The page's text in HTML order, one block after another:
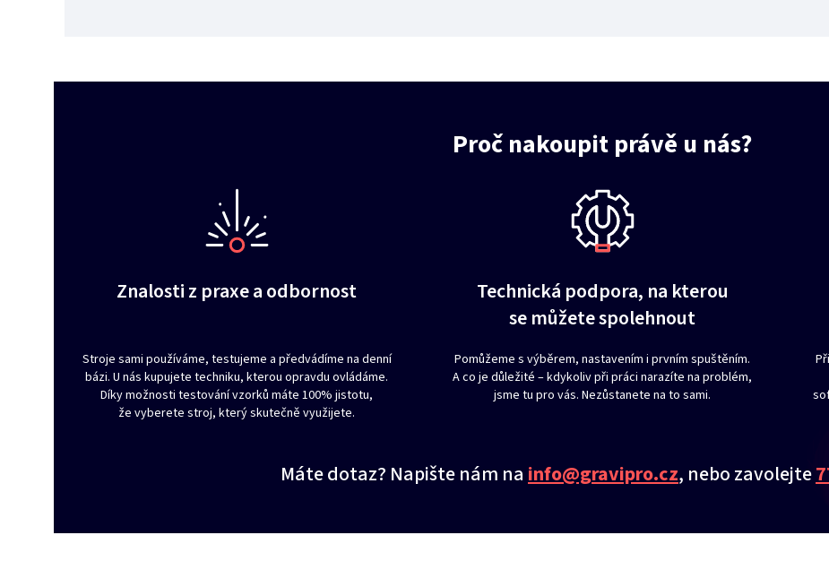
Proč nakoupit právě u nás?
Znalosti z praxe a odbornost
Stroje sami používáme, testujeme a předvádíme na denní
bázi. U nás kupujete techniku, kterou opravdu ovládáme.
Díky možnosti testování vzorků máte 100% jistotu,
že vyberete stroj, který skutečně využijete.
Technická podpora, na kterou
se můžete spolehnout
Pomůžeme s výběrem, nastavením i prvním spuštěním.
A co je důležité – kdykoliv při práci narazíte na problém,
jsme tu pro vás. Nezůstanete na to sami.
Máte dotaz? Napište nám na info@gravipro.cz, nebo zavolejte